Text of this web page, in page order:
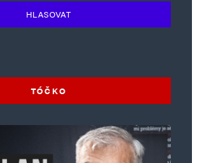
HLASOVAT
TÓČKO